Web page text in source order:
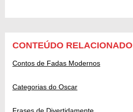
CONTEÚDO RELACIONADO
Contos de Fadas Modernos
Categorias do Oscar